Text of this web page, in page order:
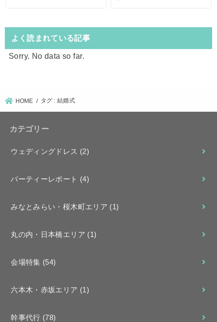
よく読まれている記事
Sorry. No data so far.
HOME タグ : 結婚式
カテゴリー
ウェディングドレス (2)
パーティーレポート (4)
みなとみらい・桜木町エリア (1)
丸の内・日本橋エリア (1)
会場特集 (54)
六本木・赤坂エリア (1)
幹事代行 (78)